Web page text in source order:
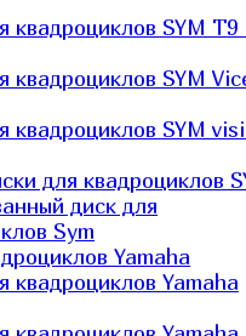
квадроциклов SYM T9
квадроциклов SYM
квадроциклов SYM
для квадроциклов
диск для
Sym
Yamaha
квадроциклов Yamaha